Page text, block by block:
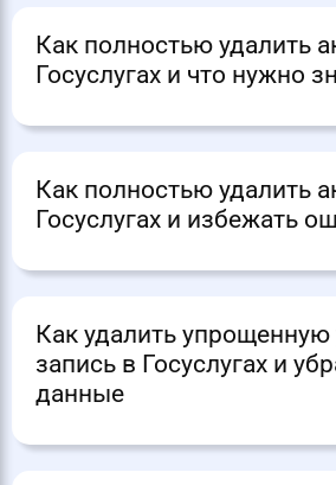
Как полностью удалить
Госуслугах и что нужно
Как полностью удалить
Госуслугах и избежать
Как удалить упрощенную
запись в Госуслугах и
данные